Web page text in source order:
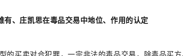
有、庄凯思在毒品交易中地位、作用的认定
的买卖对合犯罪，一宗非法的毒品交易，除毒品买